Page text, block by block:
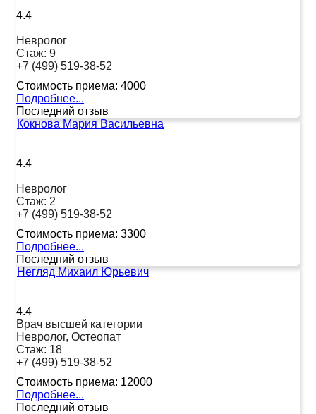
4.4
Невролог
Стаж: 9
+7 (499) 519-38-52
Стоимость приема: 4000
Подробнее...
Последний отзыв
Кокнова Мария Васильевна
4.4
Невролог
Стаж: 2
+7 (499) 519-38-52
Стоимость приема: 3300
Подробнее...
Последний отзыв
Негляд Михаил Юрьевич
4.4
Врач высшей категории
Невролог, Остеопат
Стаж: 18
+7 (499) 519-38-52
Стоимость приема: 12000
Подробнее...
Последний отзыв